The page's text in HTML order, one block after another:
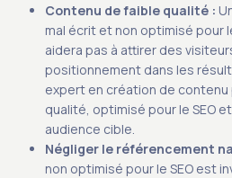
Contenu de faible qualité :
mal écrit et non optimisé pour
aidera pas à attirer des
positionnement dans les
expert en création de
qualité, optimisé pour le SEO
audience cible.
Négliger le référencement
non optimisé pour le SEO est